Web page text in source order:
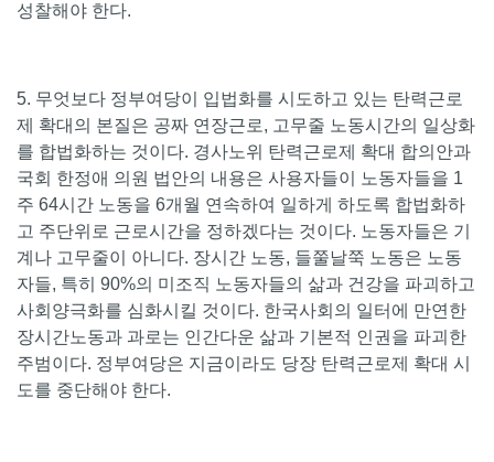
성찰해야 한다.
5. 무엇보다 정부여당이 입법화를 시도하고 있는 탄력근로
제 확대의 본질은 공짜 연장근로, 고무줄 노동시간의 일상화
를 합법화하는 것이다. 경사노위 탄력근로제 확대 합의안과
국회 한정애 의원 법안의 내용은 사용자들이 노동자들을 1
주 64시간 노동을 6개월 연속하여 일하게 하도록 합법화하
고 주단위로 근로시간을 정하겠다는 것이다. 노동자들은 기
계나 고무줄이 아니다. 장시간 노동, 들쭐날쭉 노동은 노동
자들, 특히 90%의 미조직 노동자들의 삶과 건강을 파괴하고
사회양극화를 심화시킬 것이다. 한국사회의 일터에 만연한
장시간노동과 과로는 인간다운 삶과 기본적 인권을 파괴한
주범이다. 정부여당은 지금이라도 당장 탄력근로제 확대 시
도를 중단해야 한다.